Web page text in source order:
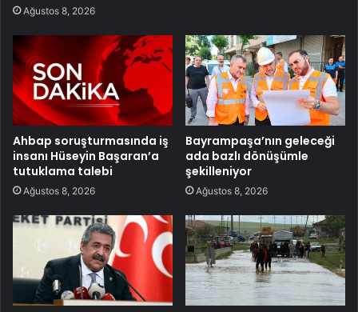
Ağustos 8, 2026
Ahbap soruşturmasında iş
insanı Hüseyin Başaran’a
tutuklama talebi
Ağustos 8, 2026
Bayrampaşa’nın geleceği
ada bazlı dönüşümle
şekilleniyor
Ağustos 8, 2026